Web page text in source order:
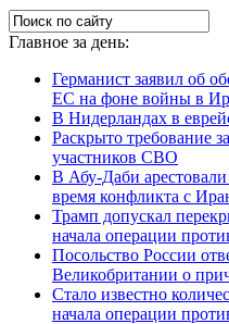
Главное за день:
Германист заявил об
ЕС на фоне войны в
В Нидерландах в
Раскрыто требование
участников СВО
В Абу-Даби
время конфликта с
Трамп допускал
начала операции
Посольство России
Великобритании о
Стало известно
начала операции